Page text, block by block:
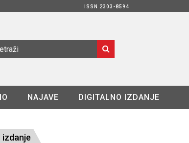
ISSN 2303-8594
NAJAVE DIGITALNO IZDANJE
izdanje